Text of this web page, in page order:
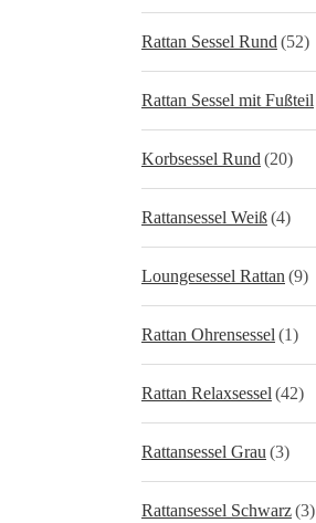
Rattan Sessel Rund (52)
Rattan Sessel mit Fußteil
Korbsessel Rund (20)
Rattansessel Weiß(4)
Loungesessel Rattan (9)
Rattan Ohrensessel (1)
Rattan Relaxsessel (42)
Rattansessel Grau (3)
Rattansessel Schwarz(3)